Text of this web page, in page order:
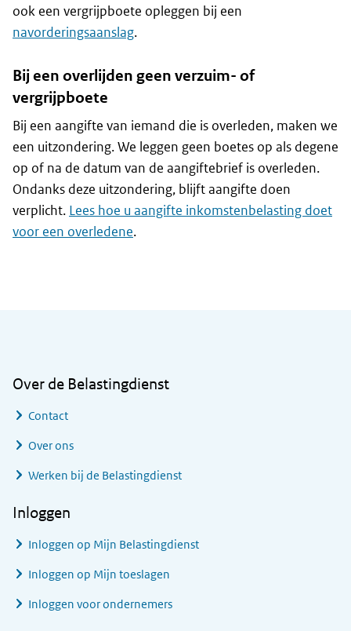
ook een vergrijpboete opleggen bij een
navorderingsaanslag.
Bij een overlijden geen verzuim- of
vergrijpboete
Bij een aangifte van iemand die is overleden, maken we
een uitzondering. We leggen geen boetes op als degene
op of na de datum van de aangiftebrief is overleden.
Ondanks deze uitzondering, blijft aangifte doen
verplicht. Lees hoe u aangifte inkomstenbelasting doet
voor een overledene.
Over de Belastingdienst
Contact
Over ons
Werken bij de Belastingdienst
Inloggen
Inloggen op Mijn Belastingdienst
Inloggen op Mijn toeslagen
Inloggen voor ondernemers